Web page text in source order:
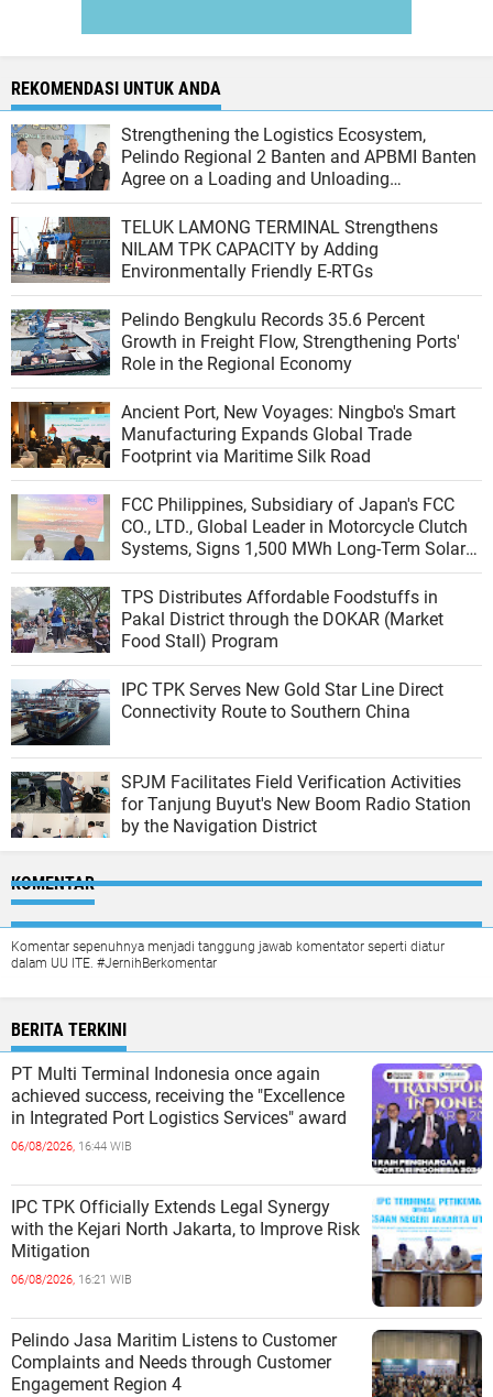
REKOMENDASI UNTUK ANDA
Strengthening the Logistics Ecosystem,
Pelindo Regional 2 Banten and APBMI Banten
Agree on a Loading and Unloading
Cooperation at Ciwandan Port
TELUK LAMONG TERMINAL Strengthens
NILAM TPK CAPACITY by Adding
Environmentally Friendly E-RTGs
Pelindo Bengkulu Records 35.6 Percent
Growth in Freight Flow, Strengthening Ports'
Role in the Regional Economy
Ancient Port, New Voyages: Ningbo's Smart
Manufacturing Expands Global Trade
Footprint via Maritime Silk Road
FCC Philippines, Subsidiary of Japan's FCC
CO., LTD., Global Leader in Motorcycle Clutch
Systems, Signs 1,500 MWh Long-Term Solar
Agreement with Peak Energy
TPS Distributes Affordable Foodstuffs in
Pakal District through the DOKAR (Market
Food Stall) Program
IPC TPK Serves New Gold Star Line Direct
Connectivity Route to Southern China
SPJM Facilitates Field Verification Activities
for Tanjung Buyut's New Boom Radio Station
by the Navigation District
KOMENTAR
Komentar sepenuhnya menjadi tanggung jawab komentator seperti diatur
dalam UU ITE. #JernihBerkomentar
BERITA TERKINI
PT Multi Terminal Indonesia once again
achieved success, receiving the "Excellence
in Integrated Port Logistics Services" award
06/08/2026, 16:44 WIB
IPC TPK Officially Extends Legal Synergy
with the Kejari North Jakarta, to Improve Risk
Mitigation
06/08/2026, 16:21 WIB
Pelindo Jasa Maritim Listens to Customer
Complaints and Needs through Customer
Engagement Region 4